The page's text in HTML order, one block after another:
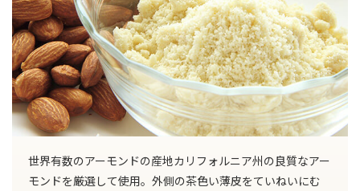
世界有数のアーモンドの産地カリフォルニア州の良質なアー
モンドを厳選して使用。外側の茶色い薄皮をていねいにむ